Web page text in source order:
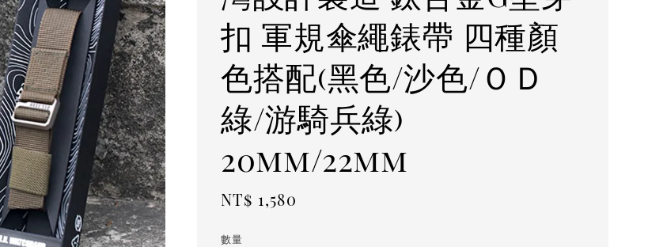
扣 軍規傘繩錶帶 四種顏
色搭配(黑色/沙色/ＯＤ
綠/游騎兵綠)
20mm/22mm
Regular
NT$ 1,580
數量